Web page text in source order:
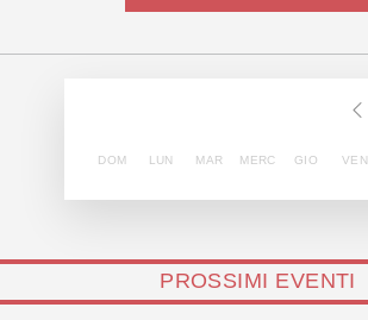
DOM LUN MAR MERC GIO VEN
PROSSIMI EVENTI